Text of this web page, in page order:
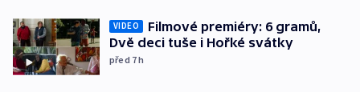
VIDEO
Filmové premiéry: 6 gramů,
Dvě deci tuše i Hořké svátky
před 7h